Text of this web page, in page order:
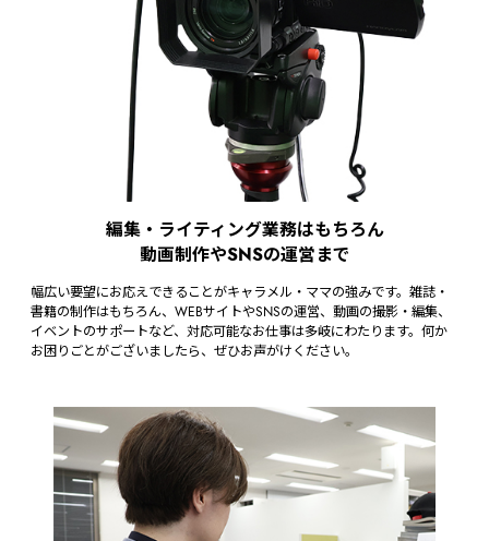
編集・ライティング業務はもちろん
動画制作やSNSの運営まで
幅広い要望にお応えできることがキャラメル・ママの強みです。雑誌・
書籍の制作はもちろん、WEBサイトやSNSの運営、動画の撮影・編集、
イベントのサポートなど、対応可能なお仕事は多岐にわたります。何か
お困りごとがございましたら、ぜひお声がけください。